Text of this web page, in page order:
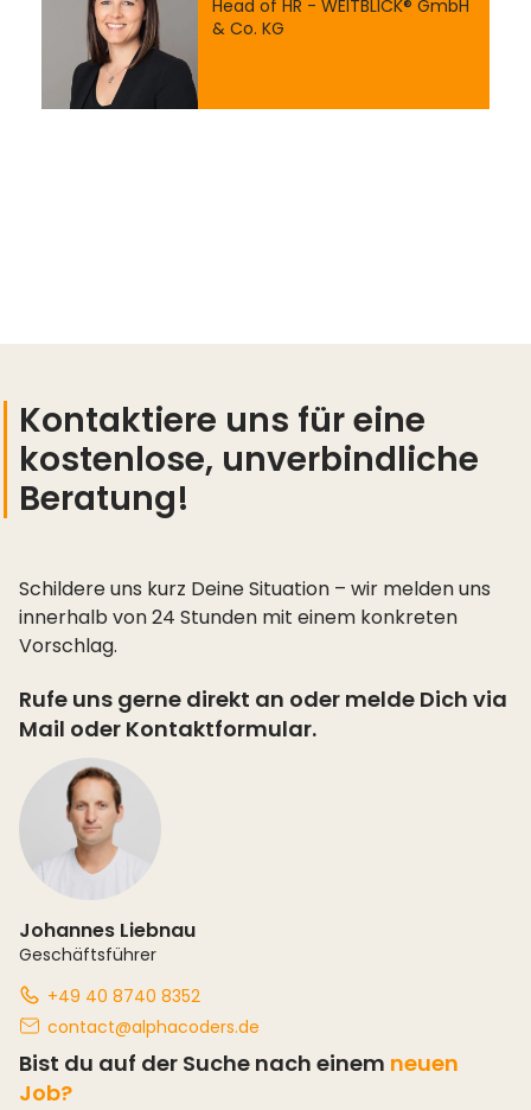
Head of HR - WEITBLICK® GmbH
& Co. KG
Kontaktiere uns für eine
kostenlose, unverbindliche
Beratung!
Schildere uns kurz Deine Situation – wir melden uns
innerhalb von 24 Stunden mit einem konkreten
Vorschlag.
Rufe uns gerne direkt an oder melde Dich via
Mail oder Kontaktformular.
Johannes Liebnau
Geschäftsführer
+49 40 8740 8352
contact@alphacoders.de
Bist du auf der Suche nach einem neuen
Job?